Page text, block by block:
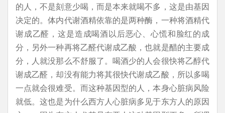
的人，不是刻意少喝，而是本来就喝不多，这是由基因
决定的。体内代谢酒精依靠的是两种酶，一种将酒精代
谢成乙醛，这是造成喝酒以后恶心、心慌和脸红的成
分，另外一种再将乙醛代谢成乙酸，也就是醋的主要成
分，人就没那么不舒服了。喝酒少的人会很快将乙醇代
谢成乙醛，却没有能力将其很快代谢成乙酸，所以多喝
一点就会很难受。而这种基因型的人，本身心脏病风险
就低。这也是为什么西方人心脏病多见于东方人的原因